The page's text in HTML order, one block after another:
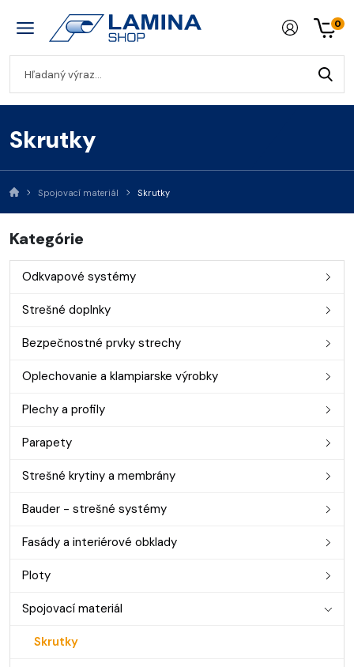
0
Skrutky
Spojovací materiál Skrutky
Kategórie
Odkvapové systémy
Strešné doplnky
Bezpečnostné prvky strechy
Oplechovanie a klampiarske výrobky
Plechy a profily
Parapety
Strešné krytiny a membrány
Bauder - strešné systémy
Fasády a interiérové obklady
Ploty
Spojovací materiál
Skrutky